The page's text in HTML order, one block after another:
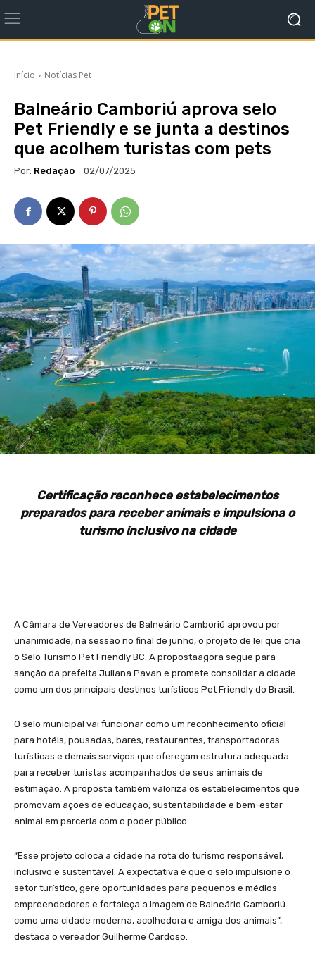
Início Notícias Pet
Balneário Camboriú aprova selo
Pet Friendly e se junta a destinos
que acolhem turistas com pets
Por: Redação 02/07/2025
Certificação reconhece estabelecimentos
preparados para receber animais e impulsiona o
turismo inclusivo na cidade
A Câmara de Vereadores de Balneário Camboriú aprovou por
unanimidade, na sessão no final de junho, o projeto de lei que cria
o Selo Turismo Pet Friendly BC. A propostaagora segue para
sanção da prefeita Juliana Pavan e promete consolidar a cidade
como um dos principais destinos turísticos Pet Friendly do Brasil.
O selo municipal vai funcionar como um reconhecimento oficial
para hotéis, pousadas, bares, restaurantes, transportadoras
turísticas e demais serviços que ofereçam estrutura adequada
para receber turistas acompanhados de seus animais de
estimação. A proposta também valoriza os estabelecimentos que
promovam ações de educação, sustentabilidade e bem-estar
animal em parceria com o poder público.
“Esse projeto coloca a cidade na rota do turismo responsável,
inclusivo e sustentável. A expectativa é que o selo impulsione o
setor turístico, gere oportunidades para pequenos e médios
empreendedores e fortaleça a imagem de Balneário Camboriú
como uma cidade moderna, acolhedora e amiga dos animais”,
destaca o vereador Guilherme Cardoso.